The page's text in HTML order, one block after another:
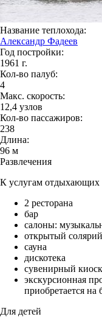
Название теплохода:
Александр Фадеев
Год постройки:
1961 г.
Кол-во палуб:
4
Макс. скорость:
12,4 узлов
Кол-во пассажиров:
238
Длина:
96 м
Развлечения
К услугам отдыхающих
2 ресторана
бар
салоны:
открытый солярий
сауна
дискотека
сувенирный киоск
экскурсионная
приобретается на
Для детей